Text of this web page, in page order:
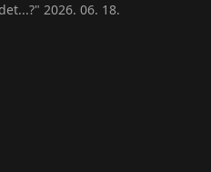
2026. 06. 18.